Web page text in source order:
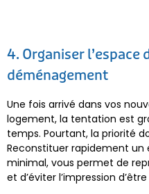
4. Organiser l’espace
déménagement
Une fois arrivé dans vos
logement, la tentation est
temps. Pourtant, la priorité
Reconstituer rapidement
minimal, vous permet de
et d’éviter l’impression